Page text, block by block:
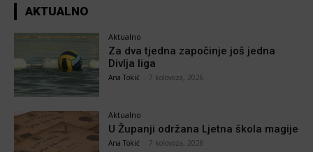
AKTUALNO
Aktualno
Za dva tjedna započinje još jedna
Divlja liga
Ana Tokić 7 kolovoza, 2026
Aktualno
U Županji održana Ljetna škola magije
Ana Tokić 7 kolovoza, 2026